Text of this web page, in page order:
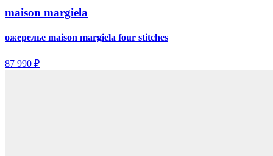
maison margiela
ожерелье maison margiela four stitches
87 990 ₽